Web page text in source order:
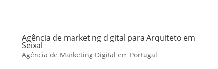
Agência de marketing digital para Arquiteto em
Seixal
Agência de Marketing Digital em Portugal